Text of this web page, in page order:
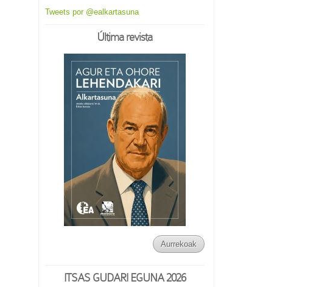
Tweets por @ealkartasuna
Última revista
Aurrekoak
ITSAS GUDARI EGUNA 2026